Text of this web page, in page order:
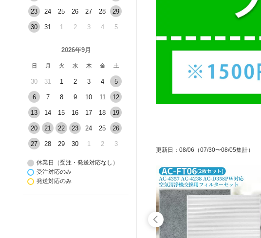
23 24 25 26 27 28 29
30 31 1 2 3 4 5
2026年9月
日 月 火 水 木 金 土
30 31 1 2 3 4 5
6 7 8 9 10 11 12
13 14 15 16 17 18 19
20 21 22 23 24 25 26
27 28 29 30 1 2 3
休業日（受注・発送対応なし）
受注対応のみ
発送対応のみ
更新日 ： 08/06 （07/30〜08/05集計）